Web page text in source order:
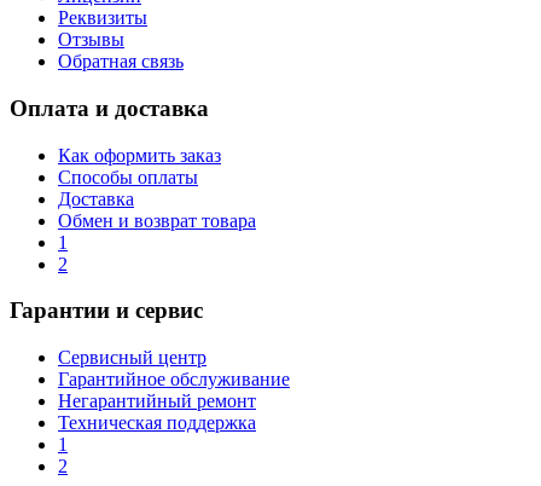
Реквизиты
Отзывы
Обратная связь
Оплата и доставка
Как оформить заказ
Способы оплаты
Доставка
Обмен и возврат товара
1
2
Гарантии и сервис
Сервисный центр
Гарантийное обслуживание
Негарантийный ремонт
Техническая поддержка
1
2